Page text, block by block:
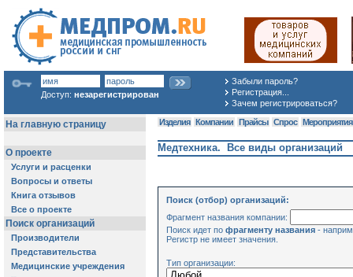
Доступ: незарегистрирован
Забыли пароль?
Регистрация...
Зачем регистрироваться?
Изделия Компании Прайсы Спрос Мероприятия
Медтехника. Все виды организаций
Поиск (отбор) организаций:
Фрагмент названия компании:
Поиск идет по фрагменту названия -
Регистр не имеет значения.
Тип организации: